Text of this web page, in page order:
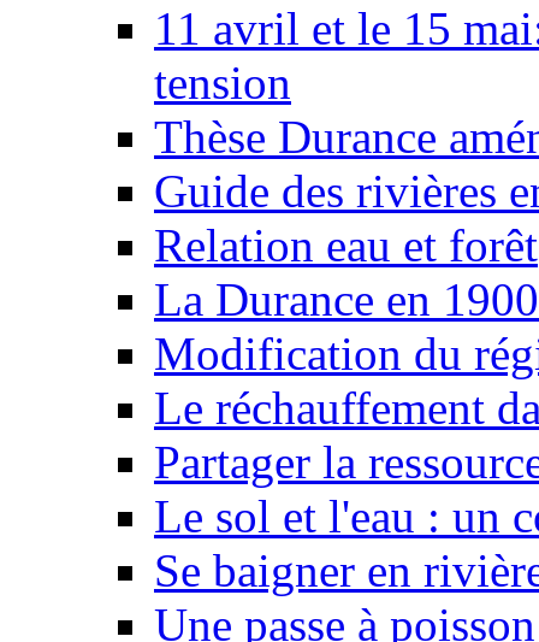
11 avril et le 15
tension
Thèse Durance
Guide des rivières
Relation eau et forêt
La Durance en 1900
Modification du
Le réchauffement
Partager la
Le sol et l'eau : un
Se baigner en
Une passe à